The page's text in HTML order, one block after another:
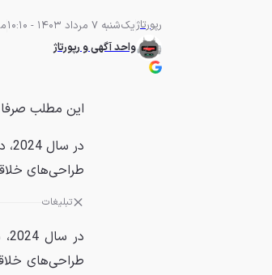
رپورتاژیک‌شنبه 7 مرداد 1403 - 10:10
واحد آگهی و رپورتاژ
این مطلب صرفا
طراحی‌های
تبلیغات
طراحی‌های